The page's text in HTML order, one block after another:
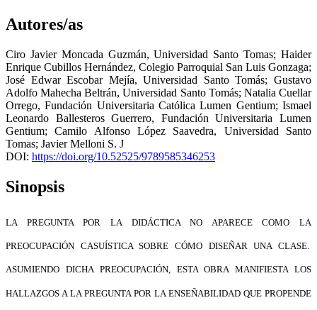
Autores/as
Ciro Javier Moncada Guzmán,Universidad Santo Tomas;Haider
Enrique Cubillos Hernández, Colegio Parroquial San Luis Gonzaga;
José Edwar Escobar Mejía,Universidad Santo Tomás;Gustavo
Adolfo Mahecha Beltrán,Universidad Santo Tomás; Natalia Cuellar
Orrego,Fundación Universitaria Católica Lumen Gentium;Ismael
Leonardo Ballesteros Guerrero, Fundación Universitaria Lumen
Gentium;Camilo Alfonso López Saavedra, Universidad Santo
Tomas; Javier Melloni S. J
DOI: https://doi.org/10.52525/9789585346253
Sinopsis
LA PREGUNTA POR LA DIDÁCTICA NO APARECE COMO LA
PREOCUPACIÓN CASUÍSTICA SOBRE CÓMO DISEÑAR UNA CLASE.
ASUMIENDO DICHA PREOCUPACIÓN, ESTA OBRA MANIFIESTA LOS
HALLAZGOS A LA PREGUNTA POR LA ENSEÑABILIDAD QUE PROPENDE